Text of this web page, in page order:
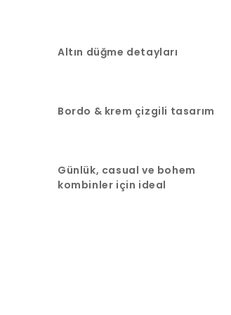
Altın düğme detayları
Bordo & krem çizgili tasarım
Günlük, casual ve bohem
kombinler için ideal